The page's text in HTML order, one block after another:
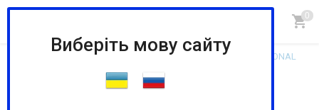
КУРТКИ И ШОРТЫ ДЛЯ САМБО
STELS PROFESSIONAL
Куртка самбо STELS PROFESSIONAL красная
Виберіть мову сайту